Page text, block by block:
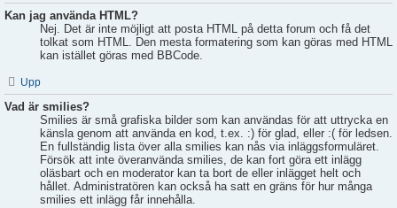
Kan jag använda HTML?
Nej. Det är inte möjligt att posta HTML på detta forum och få det
tolkat som HTML. Den mesta formatering som kan göras med HTML
kan istället göras med BBCode.
Upp
Vad är smilies?
Smilies är små grafiska bilder som kan användas för att uttrycka en
känsla genom att använda en kod, t.ex. :) för glad, eller :( för ledsen.
En fullständig lista över alla smilies kan nås via inläggsformuläret.
Försök att inte överanvända smilies, de kan fort göra ett inlägg
oläsbart och en moderator kan ta bort de eller inlägget helt och
hållet. Administratören kan också ha satt en gräns för hur många
smilies ett inlägg får innehålla.